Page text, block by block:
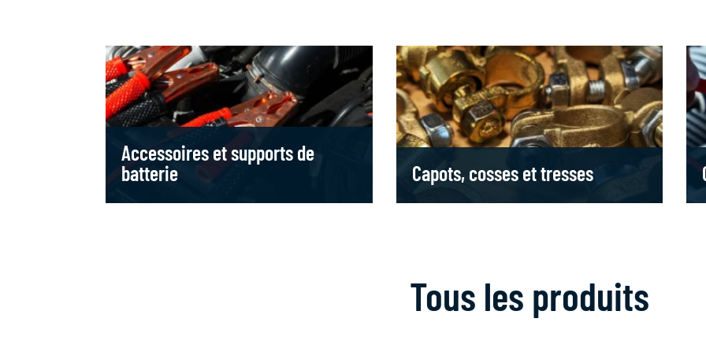
Accessoires et supports de
batterie
Capots, cosses et tresses
Tous les produits